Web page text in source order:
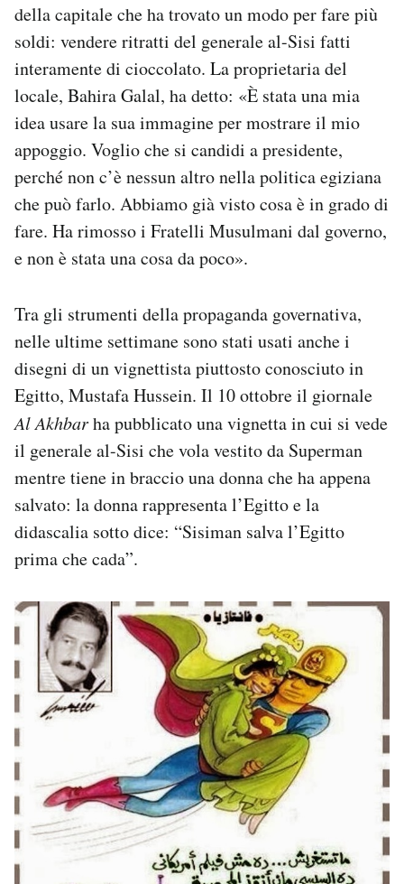
della capitale che ha trovato un modo per fare più
soldi: vendere ritratti del generale al-Sisi fatti
interamente di cioccolato. La proprietaria del
locale, Bahira Galal, ha detto: «È stata una mia
idea usare la sua immagine per mostrare il mio
appoggio. Voglio che si candidi a presidente,
perché non c’è nessun altro nella politica egiziana
che può farlo. Abbiamo già visto cosa è in grado di
fare. Ha rimosso i Fratelli Musulmani dal governo,
e non è stata una cosa da poco».
Tra gli strumenti della propaganda governativa,
nelle ultime settimane sono stati usati anche i
disegni di un vignettista piuttosto conosciuto in
Egitto, Mustafa Hussein. Il 10 ottobre il giornale
Al Akhbarha pubblicato una vignetta in cui si vede
il generale al-Sisi che vola vestito da Superman
mentre tiene in braccio una donna che ha appena
salvato: la donna rappresenta l’Egitto e la
didascalia sotto dice: “Sisiman salva l’Egitto
prima che cada”.